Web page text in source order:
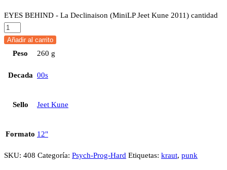
EYES BEHIND - La Declinaison (MiniLP Jeet Kune 2011) cantidad
Añadir al carrito
Peso 260 g
Decada 00s
Sello Jeet Kune
Formato 12"
SKU: 408 Categoría: Psych-Prog-Hard Etiquetas: kraut, punk